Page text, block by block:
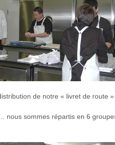
de notre « livret de route
sommes répartis en 6